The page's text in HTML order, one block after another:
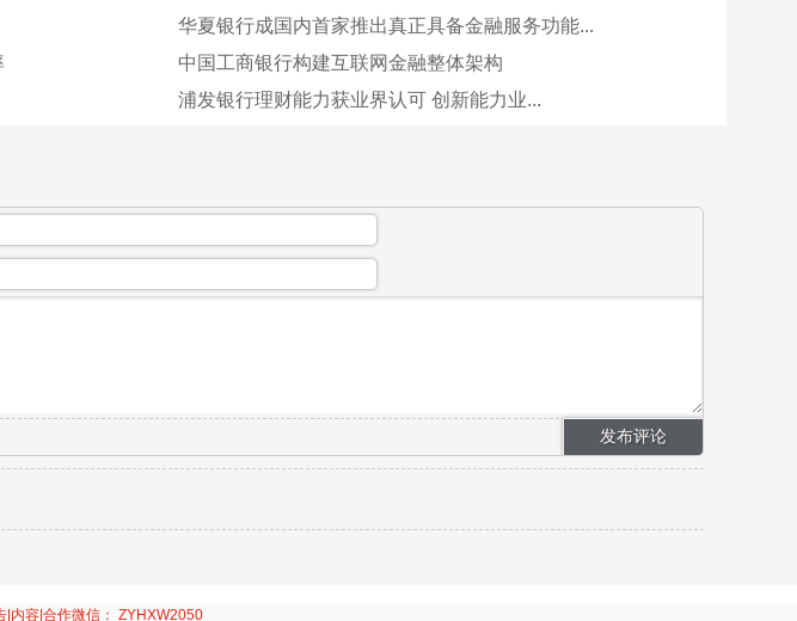
华夏银行成国内首家推出真正具备金融服务功能...
中国工商银行构建互联网金融整体架构
浦发银行理财能力获业界认可 创新能力业...
|内容|合作微信： ZYHXW2050